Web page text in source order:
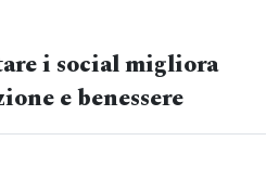
i social migliora
e benessere